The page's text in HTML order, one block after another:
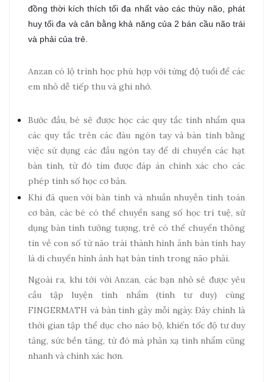
đồng thời kích thích tối đa nhất vào các thùy não, phát
huy tối đa và cân bằng khả năng của 2 bán cầu não trái
và phải của trẻ.
Anzan có lộ trình học phù hợp với từng độ tuổi để các
em nhỏ dễ tiếp thu và ghi nhớ.
Bước đầu, bé sẽ được học các quy tắc tính nhẩm qua
các quy tắc trên các đàu ngón tay và bàn tính bằng
việc sử dụng các đầu ngón tay để di chuyển các hạt
bàn tính, từ đó tìm được đáp án chính xác cho các
phép tính số học cơ bản.
Khi đã quen với bàn tính và nhuần nhuyễn tính toán
cơ bản, các bé có thể chuyển sang số học trí tuệ, sử
dụng bàn tính tưởng tượng, trẻ có thể chuyển thông
tin về con số từ não trái thành hình ảnh bàn tính hay
là di chuyển hình ảnh hạt bàn tính trong não phải.
Ngoài ra, khi tới với Anzan, các bạn nhỏ sẽ được yêu
cầu tập luyện tính nhẩm (tính tư duy) cùng
FINGERMATH và bàn tính gảy mỗi ngày. Đây chính là
thời gian tập thể dục cho não bộ, khiến tốc độ tư duy
tăng, sức bền tăng, từ đó mà phản xạ tính nhẩm cũng
nhanh và chính xác hơn.